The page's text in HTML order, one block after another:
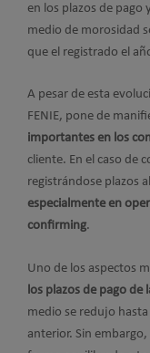
en los plazos de pago
medio de morosidad
que el registrado el
A pesar de esta
FENIE, pone de
importantes en los
cliente. En el caso de
registrándose plazos
especialmente en
confirming.
Uno de los aspectos
los plazos de pago
medio se redujo
anterior. Sin